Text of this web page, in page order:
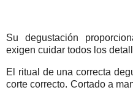
Su degustación
exigen cuidar todos los
El ritual de una correcta
corte correcto. Cortado a